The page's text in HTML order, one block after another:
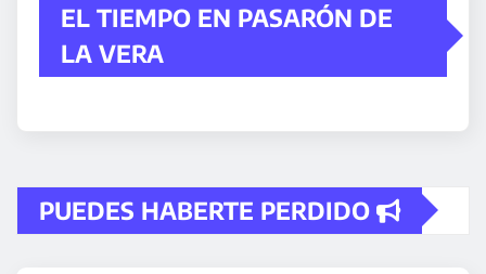
EL TIEMPO EN PASARÓN DE
LA VERA
PUEDES HABERTE PERDIDO